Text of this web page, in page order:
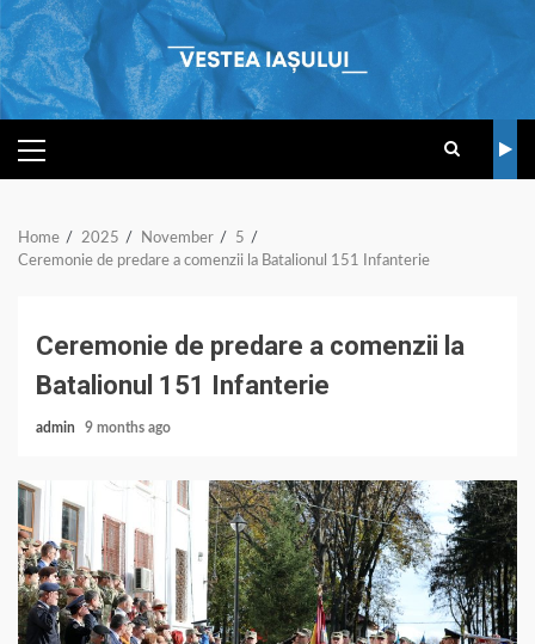
Skip
to
content
PRIMARY
MENU
Home 2025 November
5
Ceremonie de predare a comenzii la Batalionul 151 Infanterie
Ceremonie de predare a comenzii la
Batalionul 151 Infanterie
admin 9 months ago